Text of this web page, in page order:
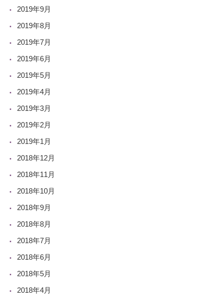
2019年9月
2019年8月
2019年7月
2019年6月
2019年5月
2019年4月
2019年3月
2019年2月
2019年1月
2018年12月
2018年11月
2018年10月
2018年9月
2018年8月
2018年7月
2018年6月
2018年5月
2018年4月